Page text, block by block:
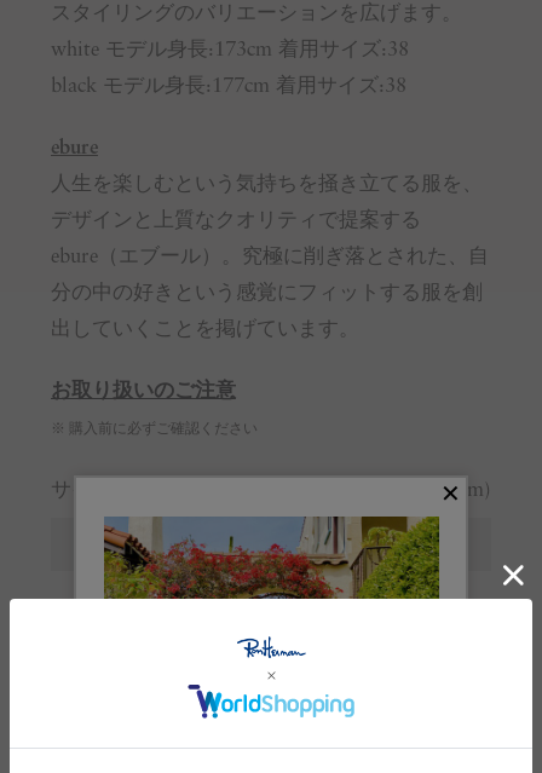
スタイリングのバリエーションを広げます。
white モデル身長:173cm 着用サイズ:38
black モデル身長:177cm 着用サイズ:38
ebure
人生を楽しむという気持ちを掻き立てる服を、
デザインと上質なクオリティで提案する
ebure（エブール）。究極に削ぎ落とされた、自
分の中の好きという感覚にフィットする服を創
出していくことを掲げています。
お取り扱いのご注意
※ 購入前に必ずご確認ください
サイズガイド (cm)
サイズ 38
着丈 53